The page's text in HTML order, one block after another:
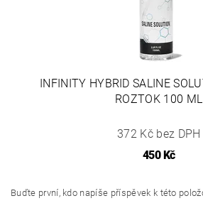
INFINITY HYBRID SALINE
ROZTOK 100 ML
372 Kč bez DPH
450 Kč
Buďte první, kdo napíše příspěvek k této